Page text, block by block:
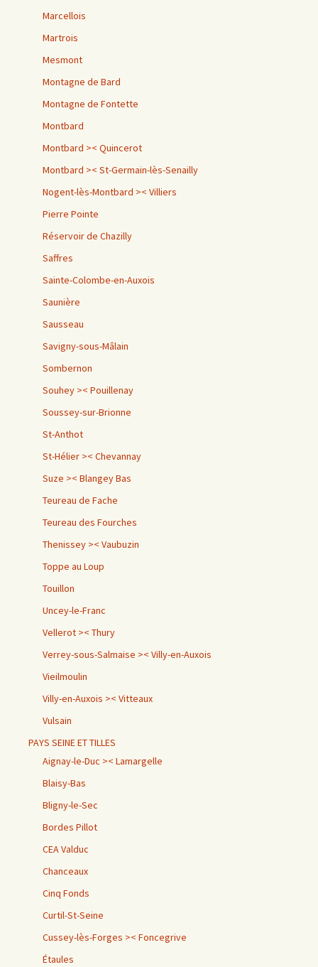
Marcellois
Martrois
Mesmont
Montagne de Bard
Montagne de Fontette
Montbard
Montbard >< Quincerot
Montbard >< St-Germain-lès-Senailly
Nogent-lès-Montbard >< Villiers
Pierre Pointe
Réservoir de Chazilly
Saffres
Sainte-Colombe-en-Auxois
Saunière
Sausseau
Savigny-sous-Mâlain
Sombernon
Souhey >< Pouillenay
Soussey-sur-Brionne
St-Anthot
St-Hélier >< Chevannay
Suze >< Blangey Bas
Teureau de Fache
Teureau des Fourches
Thenissey >< Vaubuzin
Toppe au Loup
Touillon
Uncey-le-Franc
Vellerot >< Thury
Verrey-sous-Salmaise >< Villy-en-Auxois
Vieilmoulin
Villy-en-Auxois >< Vitteaux
Vulsain
PAYS SEINE ET TILLES
Aignay-le-Duc >< Lamargelle
Blaisy-Bas
Bligny-le-Sec
Bordes Pillot
CEA Valduc
Chanceaux
Cinq Fonds
Curtil-St-Seine
Cussey-lès-Forges >< Foncegrive
Étaules